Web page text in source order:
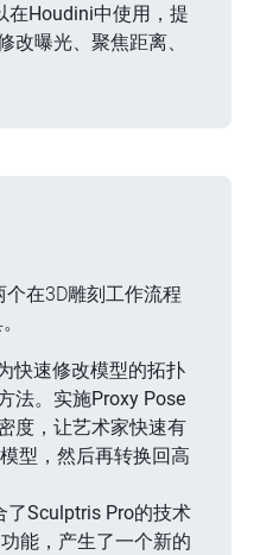
在Houdini中使用，提
改曝光、聚焦距离、
在3D雕刻工作流程
快速修改模型的拓扑
法。实施Proxy Pose
度，让艺术家快速有
型，然后再转换回高
了Sculptris Pro的技术
能，产生了一个新的